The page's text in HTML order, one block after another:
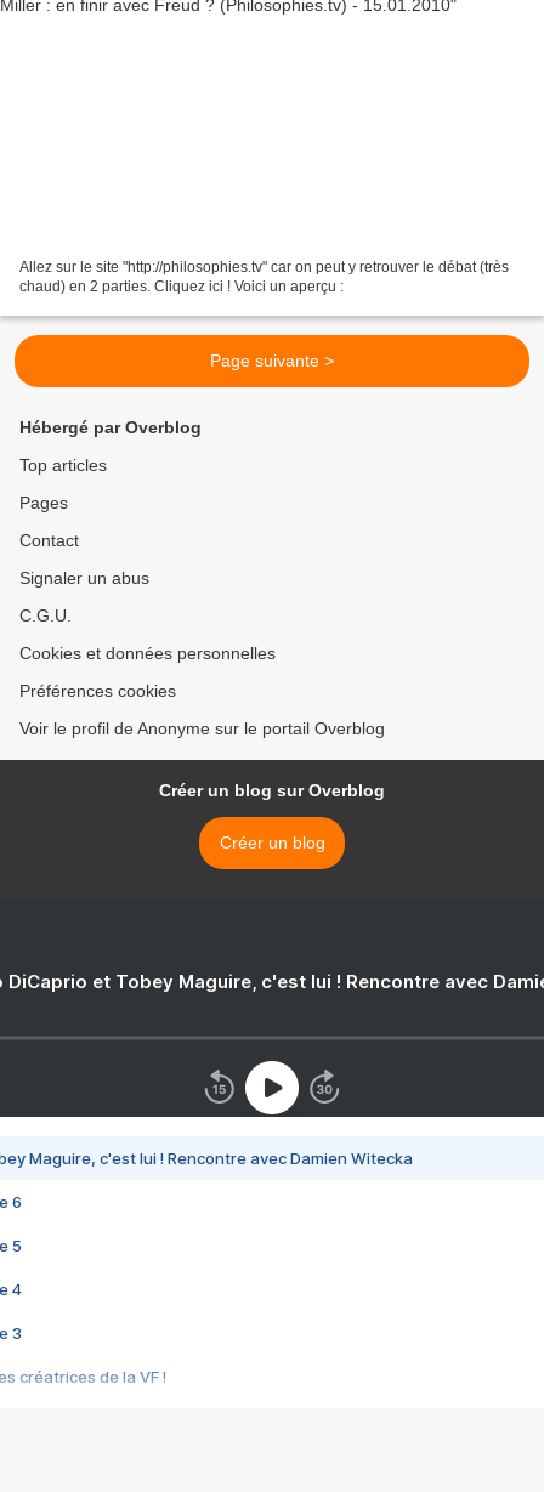
Allez sur le site "http://philosophies.tv" car on peut y retrouver le débat (très
chaud) en 2 parties. Cliquez ici ! Voici un aperçu :
Page suivante >
Hébergé par Overblog
Top articles
Pages
Contact
Signaler un abus
C.G.U.
Cookies et données personnelles
Préférences cookies
Voir le profil de Anonyme sur le portail Overblog
Créer un blog sur Overblog
Créer un blog
DiCaprio et Tobey Maguire, c'est lui ! Rencontre avec
Maguire, c'est lui ! Rencontre avec Damien Witecka
6
5
4
3
créatrices de la VF !